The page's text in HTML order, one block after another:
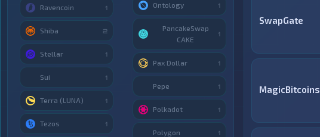
SwapGate
MagicBitcoins
Ravencoin 1
Shiba 2
Stellar 1
Sui 1
Terra (LUNA) 1
Tezos 1
Ontology 1
PancakeSwap
CAKE
1
Pax Dollar 1
Pepe 1
Polkadot 1
Polygon 1